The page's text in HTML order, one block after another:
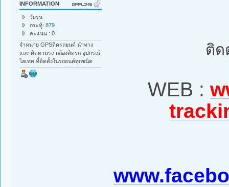
INFORMATION
วัยรุ่น
กระทู้: 879
คะแนน : 0
จำหน่าย GPSติดรถยนต์ นำทาง
และ ติดตามรถ กล้องติดรถ อุปกรณ์
ไฮเทค ที่ติดตั้งในรถยนต์ทุกชนิด
ติ
WEB :